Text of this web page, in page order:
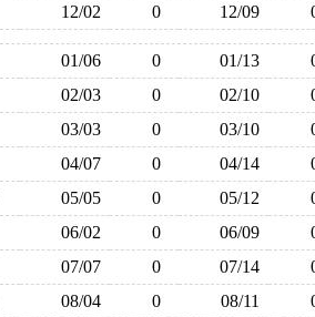
12/02 0 12/09
01/06 0 01/13
02/03 0 02/10
03/03 0 03/10
04/07 0 04/14
05/05 0 05/12
06/02 0 06/09
07/07 0 07/14
08/04 0 08/11